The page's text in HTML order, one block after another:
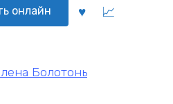
онлайн
Болотонь